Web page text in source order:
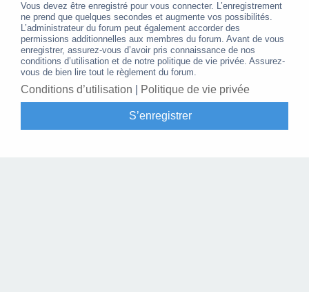
Vous devez être enregistré pour vous connecter. L’enregistrement
ne prend que quelques secondes et augmente vos possibilités.
L’administrateur du forum peut également accorder des
permissions additionnelles aux membres du forum. Avant de vous
enregistrer, assurez-vous d’avoir pris connaissance de nos
conditions d’utilisation et de notre politique de vie privée. Assurez-
vous de bien lire tout le règlement du forum.
Conditions d’utilisation Politique de vie privée
S’enregistrer